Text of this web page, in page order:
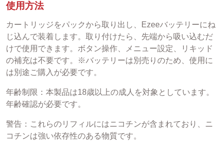
使用方法
カートリッジをパックから取り出し、Ezeeバッテリーにね
じ込んで装着します。取り付けたら、先端から吸い込むだ
けで使用できます。ボタン操作、メニュー設定、リキッド
の補充は不要です。※バッテリーは別売りのため、使用に
は別途ご購入が必要です。
年齢制限：本製品は18歳以上の成人を対象としています。
年齢確認が必要です。
警告：これらのリフィルにはニコチンが含まれており、ニ
コチンは強い依存性のある物質です。